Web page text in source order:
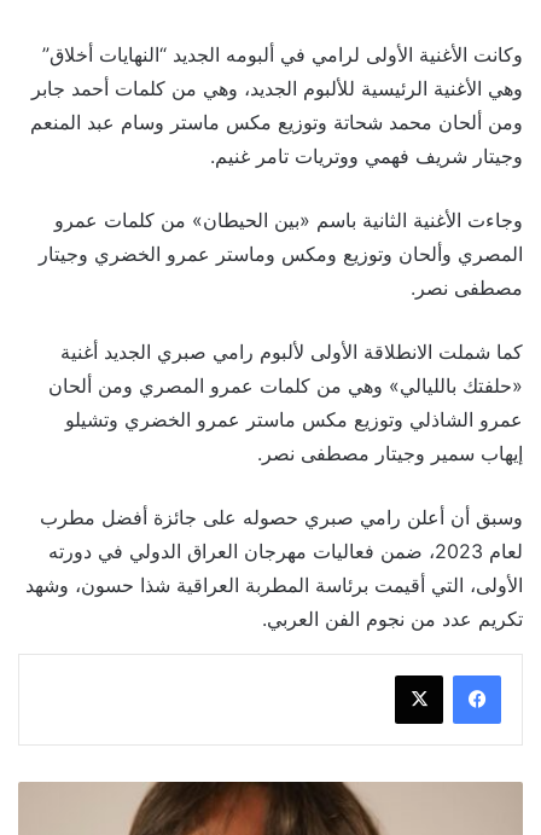
وكانت الأغنية الأولى لرامي في ألبومه الجديد “النهايات أخلاق”
وهي الأغنية الرئيسية للألبوم الجديد، وهي من كلمات أحمد جابر
ومن ألحان محمد شحاتة وتوزيع مكس ماستر وسام عبد المنعم
وجيتار شريف فهمي ووتريات تامر غنيم.
وجاءت الأغنية الثانية باسم «بين الحيطان» من كلمات عمرو
المصري وألحان وتوزيع ومكس وماستر عمرو الخضري وجيتار
مصطفى نصر.
كما شملت الانطلاقة الأولى لألبوم رامي صبري الجديد أغنية
«حلفتك بالليالي» وهي من كلمات عمرو المصري ومن ألحان
عمرو الشاذلي وتوزيع مكس ماستر عمرو الخضري وتشيلو
إيهاب سمير وجيتار مصطفى نصر.
وسبق أن أعلن رامي صبري حصوله على جائزة أفضل مطرب
لعام 2023، ضمن فعاليات مهرجان العراق الدولي في دورته
الأولى، التي أقيمت برئاسة المطربة العراقية شذا حسون، وشهد
تكريم عدد من نجوم الفن العربي.